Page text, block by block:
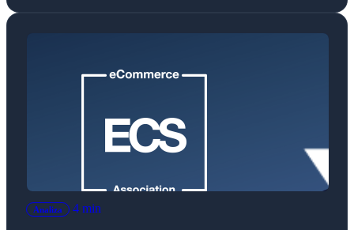
Analiza 4 min